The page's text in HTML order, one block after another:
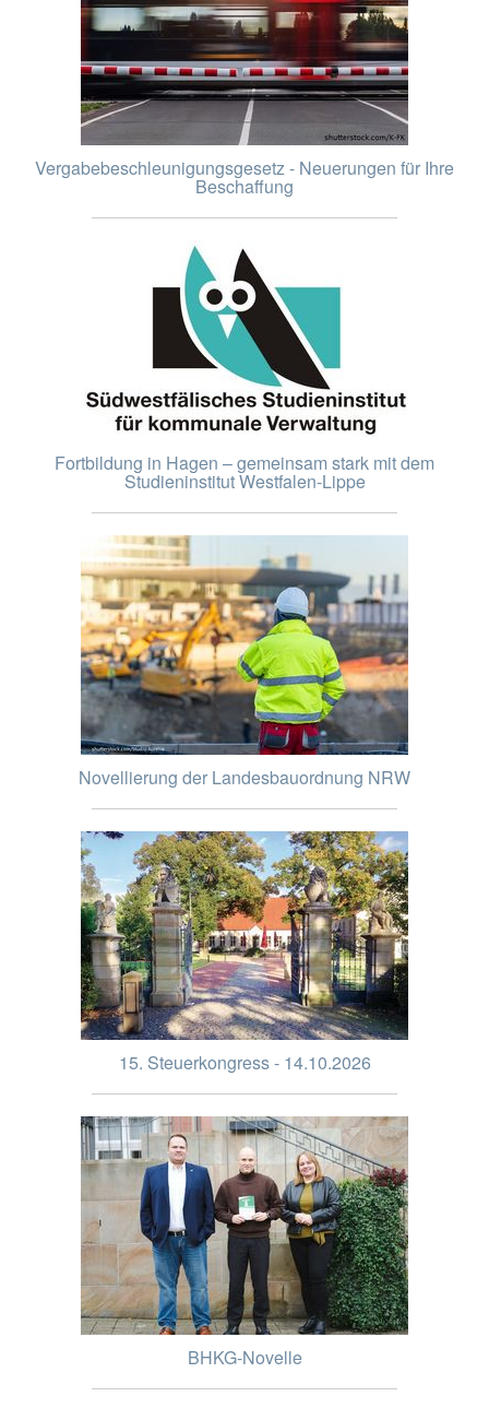
Vergabebeschleunigungsgesetz - Neuerungen für Ihre
Beschaffung
Fortbildung in Hagen – gemeinsam stark mit dem
Studieninstitut Westfalen-Lippe
Novellierung der Landesbauordnung NRW
15. Steuerkongress - 14.10.2026
BHKG-Novelle